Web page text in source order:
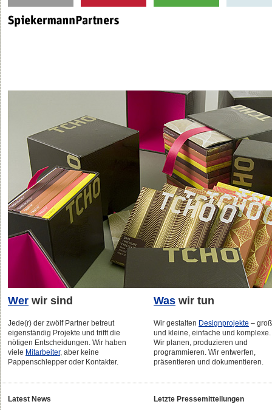
Wer wir sind
Jede(r) der zwölf Partner betreut
eigenständig Projekte und trifft die
nötigen Entscheidungen. Wir haben
viele Mitarbeiter, aber keine
Pappenschlepper oder Kontakter.
Was wir tun
Wir gestalten Designprojekte –
und kleine, einfache und komplexe.
Wir planen, produzieren und
programmieren. Wir entwerfen,
präsentieren und dokumentieren.
Latest News Letzte Pressemitteilungen